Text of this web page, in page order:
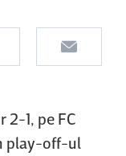
2-1, pe FC
play-off-ul